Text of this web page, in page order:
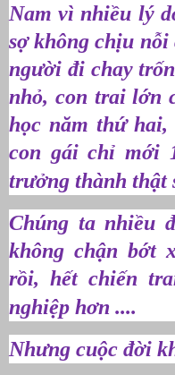
Nam vì nhiều lý
sợ không chịu
người đi chay
nhỏ, con trai lớn
học năm thứ
con gái chỉ mới
trưởng thành thật
Chúng ta nhiều
không chận bớt
rồi, hết chiến
nghiệp hơn ....
Nhưng cuộc đời